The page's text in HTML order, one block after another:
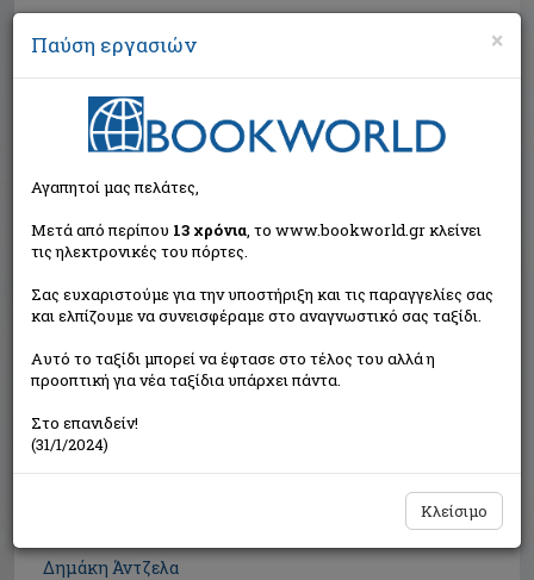
Αναζήτηση
Δημάκη Άντζελα
Εκτός κυκλοφορίας
×
Παύση εργασιών
Αγαπητοί μας πελάτες,
Μετά από περίπου 13 χρόνια, το www.bookworld.gr κλείνει
τις ηλεκτρονικές του πόρτες.
Σας ευχαριστούμε για την υποστήριξη και τις παραγγελίες σας
και ελπίζουμε να συνεισφέραμε στο αναγνωστικό σας ταξίδι.
Αυτό το ταξίδι μπορεί να έφτασε στο τέλος του αλλά η
προοπτική για νέα ταξίδια υπάρχει πάντα.
Στο επανιδείν!
(31/1/2024)
Κλείσιμο